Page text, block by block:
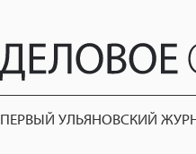
ПЕРВЫЙ УЛЬЯНОВСКИЙ